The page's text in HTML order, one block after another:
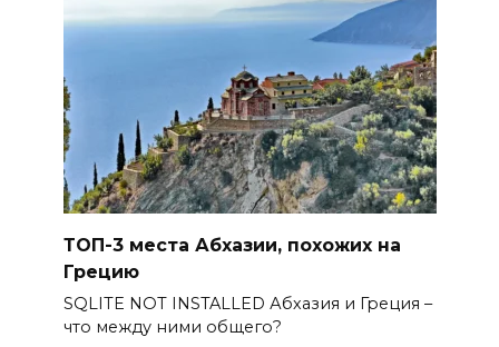
ТОП-3 места Абхазии, похожих на
Грецию
SQLITE NOT INSTALLED Абхазия и Греция –
что между ними общего?